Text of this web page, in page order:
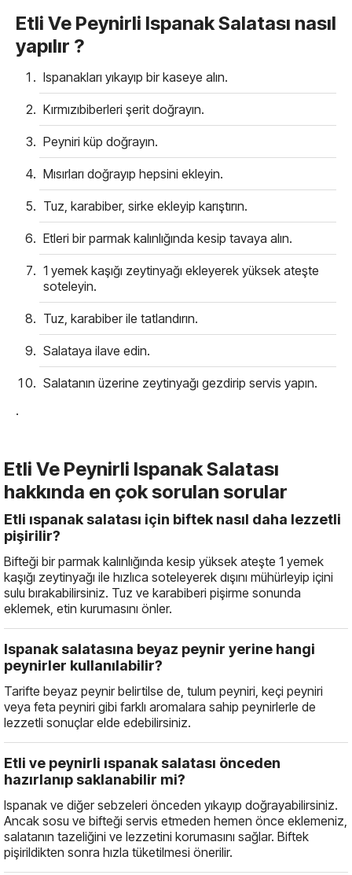
Etli Ve Peynirli Ispanak Salatası nasıl
yapılır ?
Ispanakları yıkayıp bir kaseye alın.
Kırmızıbiberleri şerit doğrayın.
Peyniri küp doğrayın.
Mısırları doğrayıp hepsini ekleyin.
Tuz, karabiber, sirke ekleyip karıştırın.
Etleri bir parmak kalınlığında kesip tavaya alın.
1 yemek kaşığı zeytinyağı ekleyerek yüksek ateşte
soteleyin.
Tuz, karabiber ile tatlandırın.
Salataya ilave edin.
Salatanın üzerine zeytinyağı gezdirip servis yapın.
.
Etli Ve Peynirli Ispanak Salatası
hakkında en çok sorulan sorular
Etli ıspanak salatası için biftek nasıl daha lezzetli
pişirilir?
Bifteği bir parmak kalınlığında kesip yüksek ateşte 1 yemek
kaşığı zeytinyağı ile hızlıca soteleyerek dışını mühürleyip içini
sulu bırakabilirsiniz. Tuz ve karabiberi pişirme sonunda
eklemek, etin kurumasını önler.
Ispanak salatasına beyaz peynir yerine hangi
peynirler kullanılabilir?
Tarifte beyaz peynir belirtilse de, tulum peyniri, keçi peyniri
veya feta peyniri gibi farklı aromalara sahip peynirlerle de
lezzetli sonuçlar elde edebilirsiniz.
Etli ve peynirli ıspanak salatası önceden
hazırlanıp saklanabilir mi?
Ispanak ve diğer sebzeleri önceden yıkayıp doğrayabilirsiniz.
Ancak sosu ve bifteği servis etmeden hemen önce eklemeniz,
salatanın tazeliğini ve lezzetini korumasını sağlar. Biftek
pişirildikten sonra hızla tüketilmesi önerilir.